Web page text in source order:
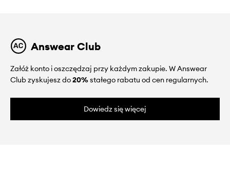
Answear Club
Załóż konto i oszczędzaj przy każdym zakupie. W Answear
Club zyskujesz do20%stałego rabatu od cen regularnych.
Dowiedz się więcej